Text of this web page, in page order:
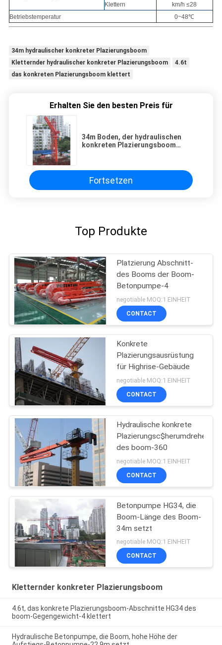
Klettern
km/h ≤28
Betriebstemperatur
0~48℃
34m hydraulischer konkreter Plazierungsboom
Kletternder hydraulischer konkreter Plazierungsboom
4.6t
das konkreten Plazierungsboom klettert
Erhalten Sie den besten Preis für
34m Boden, der hydraulischen
konkreten Plazierungsboom
Fortsetzen
Top Produkte
Platzierung Abschnitt-
des Booms der Boom-
Betonpumpe-4
negotiable MOQ:1 EINHEIT
CONTACT
Konkrete
Plazierungsausrüstung
für Highrise-Gebäude
negotiable MOQ:1 EINHEIT
CONTACT
Hydraulische konkrete
des boom-360
negotiable MOQ:1 EINHEIT
CONTACT
Betonpumpe HG34, die
Boom-Länge des Boom-
34m setzt
negotiable MOQ:1 EINHEIT
CONTACT
Kletternder konkreter Plazierungsboom
4.6t, das konkrete Plazierungsboom-Abschnitte HG34 des
boom-Gegengewicht-4 klettert
Hydraulische Betonpumpe, die Boom, hohe Höhe der